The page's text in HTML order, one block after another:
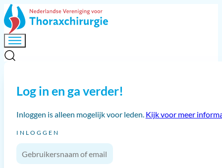
Log in en ga verder!
Inloggen is alleen mogelijk voor leden. Kijk voor meer
INLOGGEN